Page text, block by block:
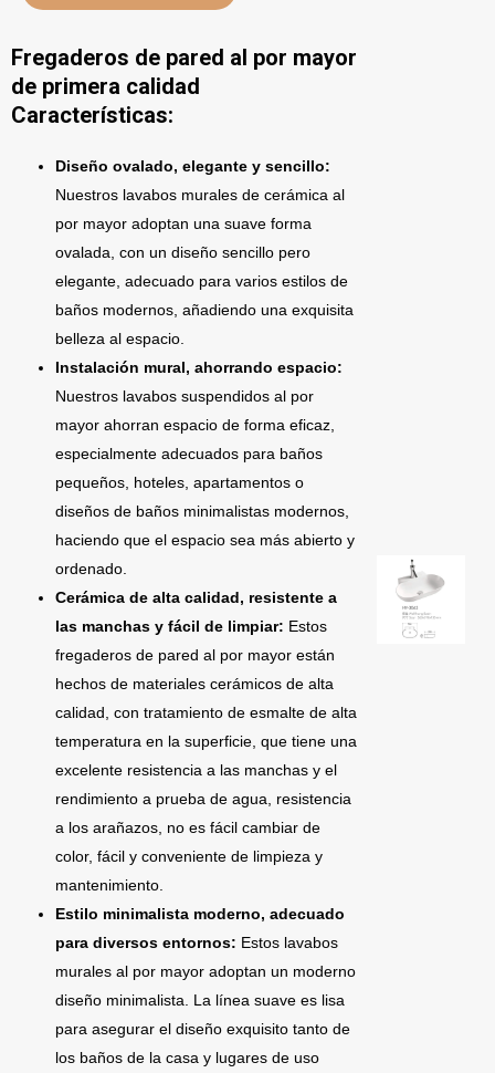
Fregaderos de pared al por mayor
de primera calidad
Características:
Diseño ovalado, elegante y sencillo:
Nuestros lavabos murales de cerámica al
por mayor adoptan una suave forma
ovalada, con un diseño sencillo pero
elegante, adecuado para varios estilos de
baños modernos, añadiendo una exquisita
belleza al espacio.
Instalación mural, ahorrando espacio:
Nuestros lavabos suspendidos al por
mayor ahorran espacio de forma eficaz,
especialmente adecuados para baños
pequeños, hoteles, apartamentos o
diseños de baños minimalistas modernos,
haciendo que el espacio sea más abierto y
ordenado.
Cerámica de alta calidad, resistente a
las manchas y fácil de limpiar: Estos
fregaderos de pared al por mayor están
hechos de materiales cerámicos de alta
calidad, con tratamiento de esmalte de alta
temperatura en la superficie, que tiene una
excelente resistencia a las manchas y el
rendimiento a prueba de agua, resistencia
a los arañazos, no es fácil cambiar de
color, fácil y conveniente de limpieza y
mantenimiento.
Estilo minimalista moderno, adecuado
para diversos entornos: Estos lavabos
murales al por mayor adoptan un moderno
diseño minimalista. La línea suave es lisa
para asegurar el diseño exquisito tanto de
los baños de la casa y lugares de uso